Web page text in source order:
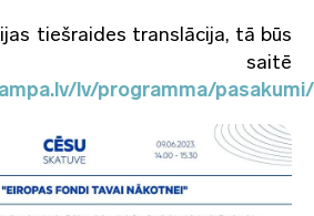
tiešraides translācija, tā būs
saitē
lv/programma/